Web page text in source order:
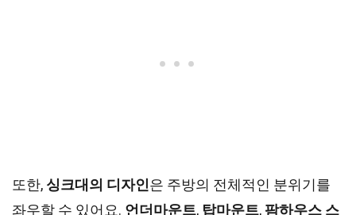
또한, 싱크대의 디자인은 주방의 전체적인 분위기를
좌우할 수 있어요. 언더마운트, 탑마운트, 팜하우스 스